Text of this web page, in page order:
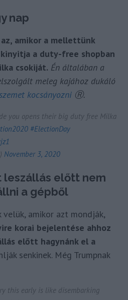
nap
amikor a mellettünk
a duty-free shopban
csokiját. Én általában a
meleg kajához dukáló
kocsányozni Ⓡ.
you opens their big duty free Milka
#ElectionDay
November 3, 2020
leszállás előtt nem
a gépből
amikor azt mondják,
korai bejelentése ahhoz
előtt hagynánk el a
senkinek. Még Trumpnak
this early is like disembarking